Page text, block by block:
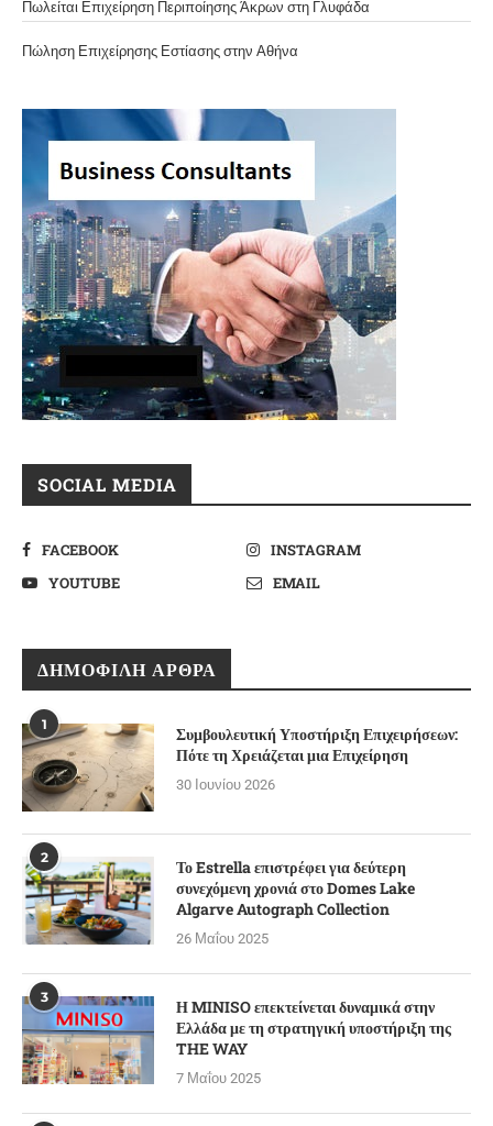
Πωλείται Επιχείρηση Περιποίησης Άκρων στη Γλυφάδα
Πώληση Επιχείρησης Εστίασης στην Αθήνα
SOCIAL MEDIA
FACEBOOK
INSTAGRAM
YOUTUBE
EMAIL
ΔΗΜΟΦΙΛΉ ΆΡΘΡΑ
1
Συμβουλευτική Υποστήριξη Επιχειρήσεων:
Πότε τη Χρειάζεται μια Επιχείρηση
30 Ιουνίου 2026
2
Το Estrella επιστρέφει για δεύτερη
συνεχόμενη χρονιά στο Domes Lake
Algarve Autograph Collection
26 Μαΐου 2025
3
Η MINISO επεκτείνεται δυναμικά στην
Ελλάδα με τη στρατηγική υποστήριξη της
THE WAY
7 Μαΐου 2025